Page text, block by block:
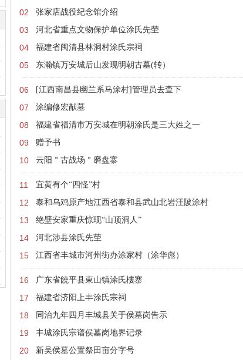
02 张家店战役纪念馆介绍
03 河北省重点文物保护单位涂氏先茔
04 福建省闽清县林洞村涂氏宗祠
05 东瀚镇万安城后山发现明朝古墓(转）
06 [江西南昌县幽兰系马涂村]管理员去查下
07 涂编修宏猷墓
08 福建省福清市万安城在明朝涂氏是三大姓之一
09 赠予书
10 云阳＂古战场＂磨盘寨
11 宜黄有个“四怪”村
12 泰和乌鸡原产地江西省泰和县武山北岩汪陂涂村
13 绝壁安家重庆惊现“山顶洞人”
14 河北涉县涂氏先茔
15 江西省丰城市河州街办涂家村（涂华彪）
16 广东省饒平县東山镇涂氏樓寨
17 福建省济阳上丰涂氏宗祠
18 同治九年四月丰城县关于侯墓岗告示
19 丰城涂氏宗谱侯墓岗地界记录
20 新吴侯墓公置祭田亩分字号